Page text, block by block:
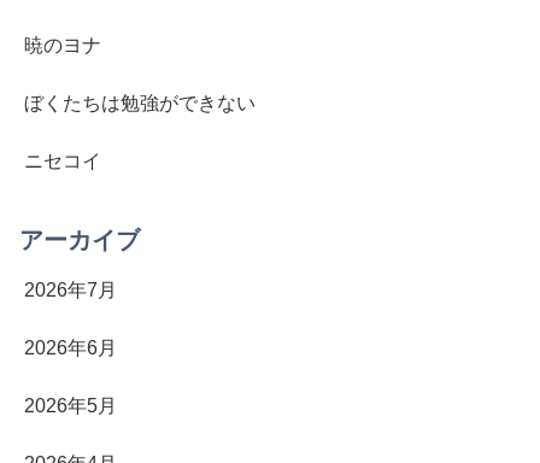
暁のヨナ
ぼくたちは勉強ができない
ニセコイ
アーカイブ
2026年7月
2026年6月
2026年5月